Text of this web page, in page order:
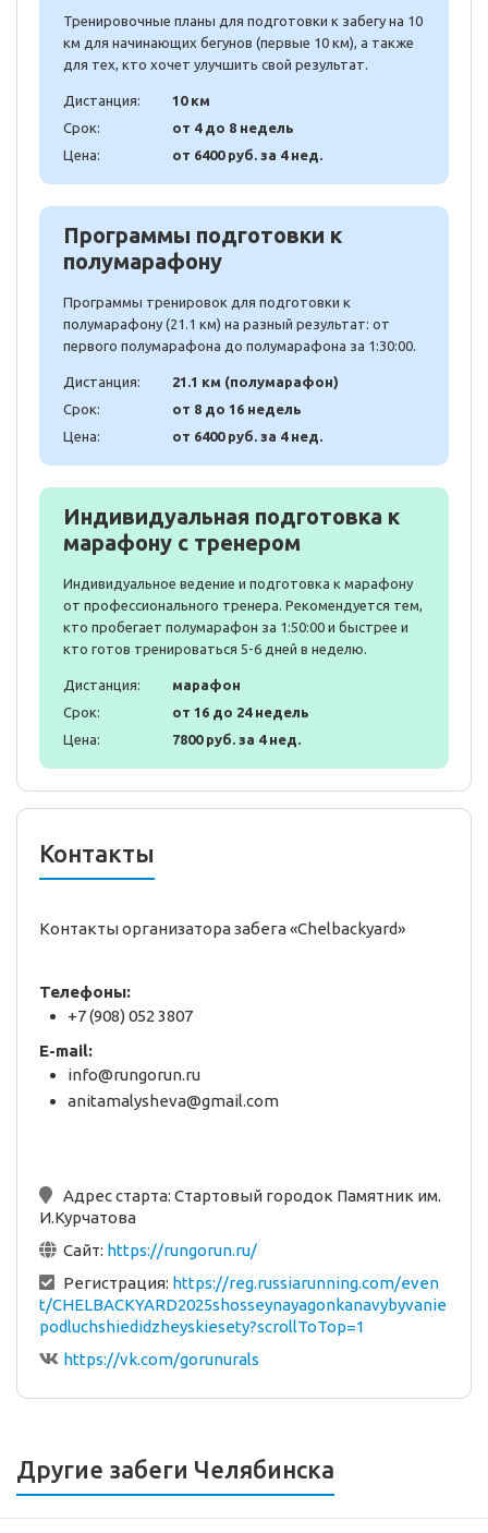
Тренировочные планы для подготовки к забегу на 10
км для начинающих бегунов (первые 10 км), а также
для тех, кто хочет улучшить свой результат.
Дистанция:
10 км
Срок:
от 4 до 8 недель
Цена:
от 6400 руб. за 4 нед.
Программы подготовки к
полумарафону
Программы тренировок для подготовки к
полумарафону (21.1 км) на разный результат: от
первого полумарафона до полумарафона за 1:30:00.
Дистанция:
21.1 км (полумарафон)
Срок:
от 8 до 16 недель
Цена:
от 6400 руб. за 4 нед.
Индивидуальная подготовка к
марафону с тренером
Индивидуальное ведение и подготовка к марафону
от профессионального тренера. Рекомендуется тем,
кто пробегает полумарафон за 1:50:00 и быстрее и
кто готов тренироваться 5-6 дней в неделю.
Дистанция:
марафон
Срок:
от 16 до 24 недель
Цена:
7800 руб. за 4 нед.
Контакты
Контакты организатора забега «Chelbackyard»
Телефоны:
+7 (908) 052 3807
E-mail:
info@rungorun.ru
anitamalysheva@gmail.com
Адрес старта: Стартовый городок Памятник им.
И.Курчатова
Сайт: https://rungorun.ru/
Регистрация: https://reg.russiarunning.com/even
t/CHELBACKYARD2025shosseynayagonkanavybyvanie
podluchshiedidzheyskiesety?scrollToTop=1
https://vk.com/gorunurals
Другие забеги Челябинска